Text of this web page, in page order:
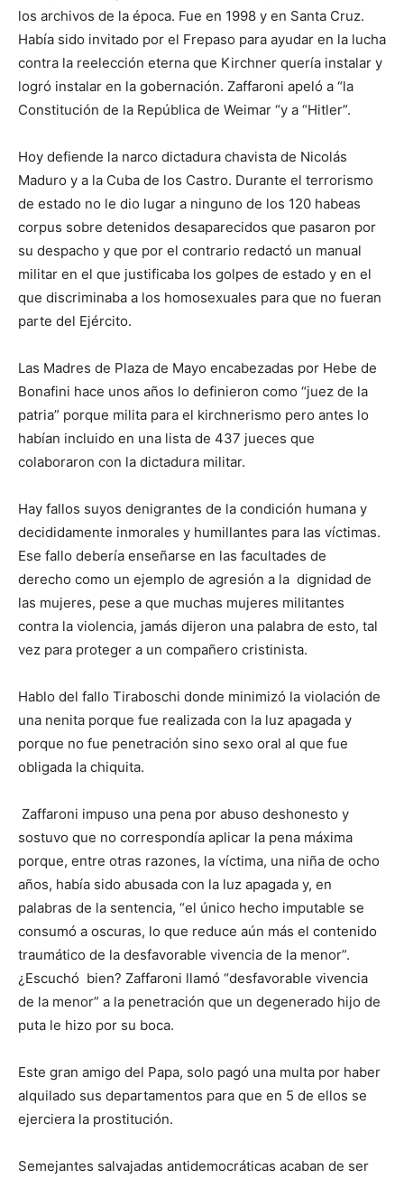
los archivos de la época. Fue en 1998 y en Santa Cruz.
Había sido invitado por el Frepaso para ayudar en la lucha
contra la reelección eterna que Kirchner quería instalar y
logró instalar en la gobernación. Zaffaroni apeló a “la
Constitución de la República de Weimar “y a “Hitler”.
Hoy defiende la narco dictadura chavista de Nicolás
Maduro y a la Cuba de los Castro. Durante el terrorismo
de estado no le dio lugar a ninguno de los 120 habeas
corpus sobre detenidos desaparecidos que pasaron por
su despacho y que por el contrario redactó un manual
militar en el que justificaba los golpes de estado y en el
que discriminaba a los homosexuales para que no fueran
parte del Ejército.
Las Madres de Plaza de Mayo encabezadas por Hebe de
Bonafini hace unos años lo definieron como “juez de la
patria” porque milita para el kirchnerismo pero antes lo
habían incluido en una lista de 437 jueces que
colaboraron con la dictadura militar.
Hay fallos suyos denigrantes de la condición humana y
decididamente inmorales y humillantes para las víctimas.
Ese fallo debería enseñarse en las facultades de
derecho como un ejemplo de agresión a la dignidad de
las mujeres, pese a que muchas mujeres militantes
contra la violencia, jamás dijeron una palabra de esto, tal
vez para proteger a un compañero cristinista.
Hablo del fallo Tiraboschi donde minimizó la violación de
una nenita porque fue realizada con la luz apagada y
porque no fue penetración sino sexo oral al que fue
obligada la chiquita.
Zaffaroni impuso una pena por abuso deshonesto y
sostuvo que no correspondía aplicar la pena máxima
porque, entre otras razones, la víctima, una niña de ocho
años, había sido abusada con la luz apagada y, en
palabras de la sentencia, “el único hecho imputable se
consumó a oscuras, lo que reduce aún más el contenido
traumático de la desfavorable vivencia de la menor”.
¿Escuchó bien? Zaffaroni llamó “desfavorable vivencia
de la menor” a la penetración que un degenerado hijo de
puta le hizo por su boca.
Este gran amigo del Papa, solo pagó una multa por haber
alquilado sus departamentos para que en 5 de ellos se
ejerciera la prostitución.
Semejantes salvajadas antidemocráticas acaban de ser